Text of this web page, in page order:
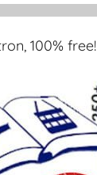
100% free!